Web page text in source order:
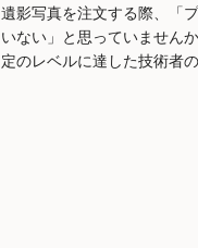
遺影写真を注文する際、「
いない」と思っていません
定のレベルに達した技術者